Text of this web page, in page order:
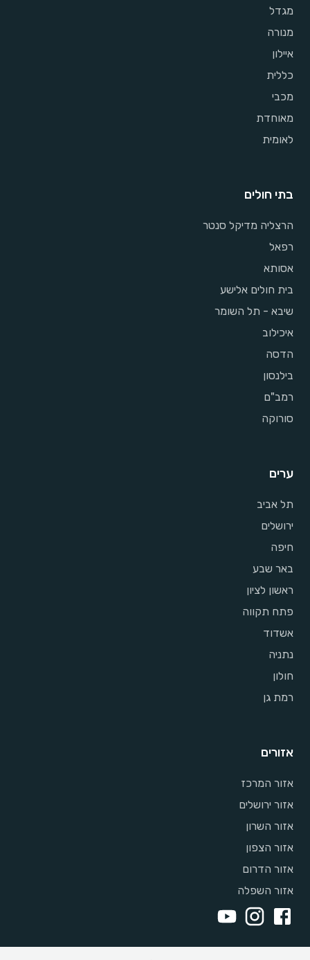
מגדל
מנורה
איילון
כללית
מכבי
מאוחדת
לאומית
בתי חולים
הרצליה מדיקל סנטר
רפאל
אסותא
בית חולים אלישע
שיבא - תל השומר
איכילוב
הדסה
בילנסון
רמב"ם
סורוקה
ערים
תל אביב
ירושלים
חיפה
באר שבע
ראשון לציון
פתח תקווה
אשדוד
נתניה
חולון
רמת גן
אזורים
אזור המרכז
אזור ירושלים
אזור השרון
אזור הצפון
אזור הדרום
אזור השפלה